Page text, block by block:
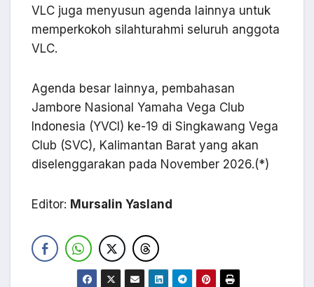
VLC juga menyusun agenda lainnya untuk
memperkokoh silahturahmi seluruh anggota
VLC.
Agenda besar lainnya, pembahasan
Jambore Nasional Yamaha Vega Club
Indonesia (YVCI) ke-19 di Singkawang Vega
Club (SVC), Kalimantan Barat yang akan
diselenggarakan pada November 2026.(*)
Editor: Mursalin Yasland